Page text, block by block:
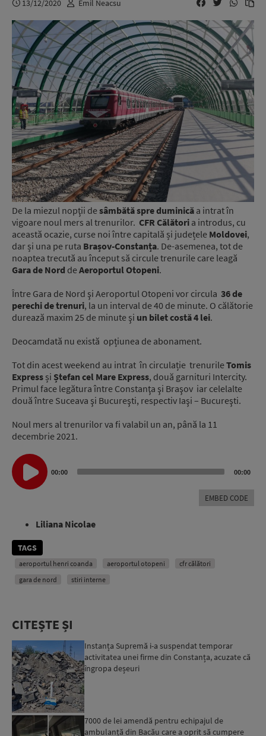
13/12/2020 Emil Neacsu
De la miezul nopţii desâmbătă spre duminică a intrat în
vigoare noul mers al trenurilor. CFR Călători a introdus, cu
această ocazie, curse noi între capitală și județele Moldovei,
dar și una pe ruta Brașov-Constanța. De-asemenea, tot de
noaptea trecută au început să circule trenurile care leagă
Gara de Nord deAeroportul Otopeni.
Între Gara de Nord şi Aeroportul Otopeni vor circula 36 de
perechi de trenuri, la un interval de 40 de minute. O călătorie
durează maxim 25 de minute şi un bilet costă 4 lei.
Deocamdată nu există opțiunea de abonament.
Tot din acest weekend au intrat în circulație trenurileTomis
Express și Ștefan cel Mare Express, două garnituri Intercity.
Primul face legătura între Constanţa şi Braşov iar celelalte
două între Suceava şi Bucureşti, respectiv Iaşi – Bucureşti.
Noul mers al trenurilor va fi valabil un an, până la 11
decembrie 2021.
Audio
Player
00:00 00:00
EMBED CODE
Liliana Nicolae
TAGS
aeroportul henri coanda aeroportul otopeni
cfr călători
gara de nord
stiri interne
CITEȘTE ȘI
Instanța Supremă i-a suspendat temporar
activitatea unei firme din Constanța, acuzate că
îngropa deșeuri
7000 de lei amendă pentru echipajul de
ambulanță din Bacău care a oprit să cumpere